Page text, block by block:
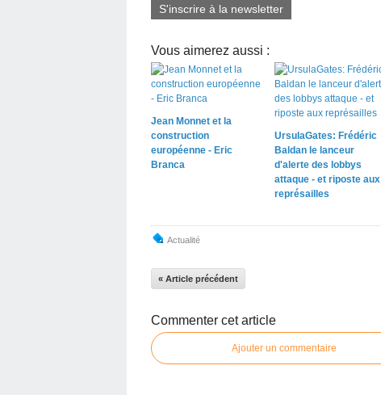
S'inscrire à la newsletter
Vous aimerez aussi :
Jean Monnet et la
construction
européenne - Eric
Branca
UrsulaGates: Frédéric
Baldan le lanceur
d'alerte des lobbys
attaque - et riposte aux
représailles
Actualité
« Article précédent
Commenter cet article
Ajouter un commentaire